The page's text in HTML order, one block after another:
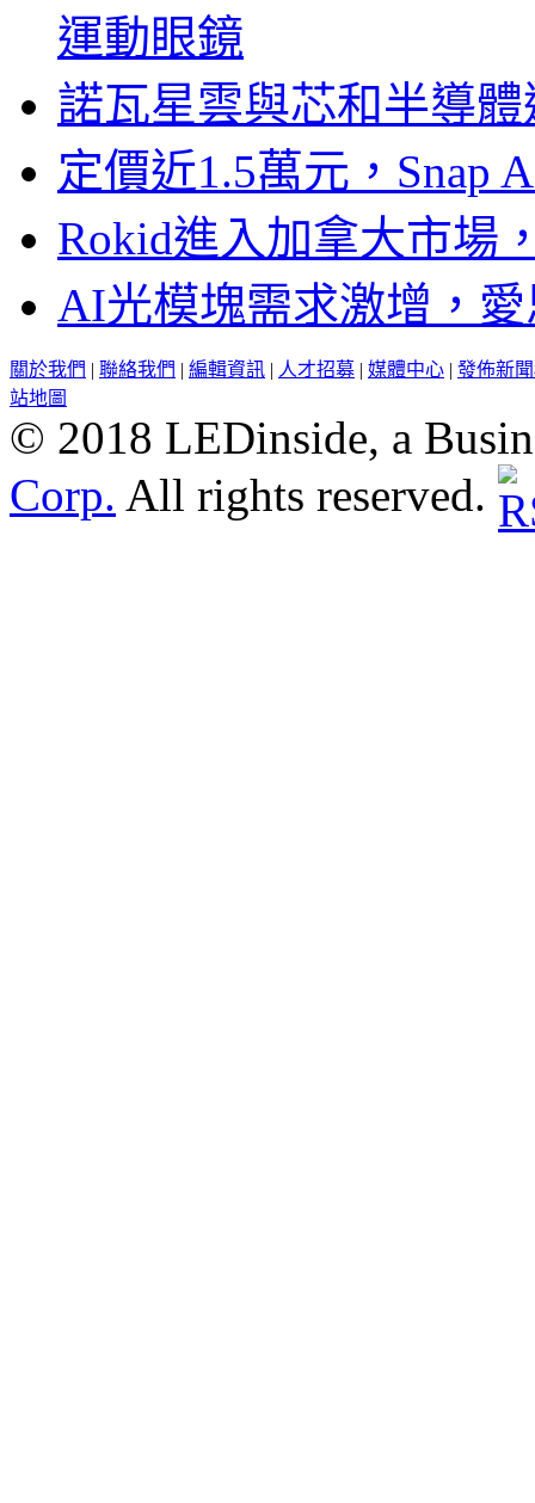
運動眼鏡
諾瓦星雲與芯和半導
定價近1.5萬元，Snap
Rokid進入加拿大市場
AI光模塊需求激增，
關於我們 | 聯絡我們 | 編輯資訊 | 人才招募 | 媒體中心 | 發佈新
站地圖
© 2018 LEDinside, a
Corp. All rights reserved.